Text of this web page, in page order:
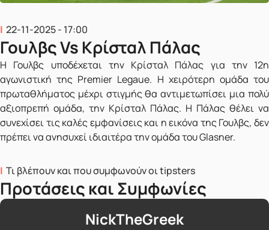
22-11-2025 - 17:00
Γουλβς Vs Κρίσταλ Πάλας
Η Γουλβς υποδέχεται την Κρίσταλ Πάλας για την 12η
αγωνιστική της Premier Legaue. Η χειρότερη ομάδα του
πρωταθλήματος μέχρι στιγμής θα αντιμετωπίσει μια πολύ
αξιοπρεπή ομάδα, την Κρίσταλ Πάλας. Η Πάλας θέλει να
συνεχίσει τις καλές εμφανίσεις και η εικόνα της Γουλβς, δεν
πρέπει να ανησυχεί ιδιαιτέρα την ομάδα του Glasner.
Τι βλέπουν και που συμφωνούν οι tipsters
Προτάσεις και Συμφωνίες
NickTheGreek